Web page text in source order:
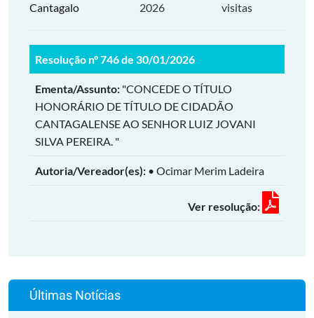
Cantagalo
2026
visitas
Resolução nº 746 de 30/01/2026
Ementa/Assunto: "CONCEDE O TÍTULO
HONORÁRIO DE TÍTULO DE CIDADÃO
CANTAGALENSE AO SENHOR LUIZ JOVANI
SILVA PEREIRA. "
Autoria/Vereador(es): • Ocimar Merim Ladeira
Ver resolução:
Últimas Notícias